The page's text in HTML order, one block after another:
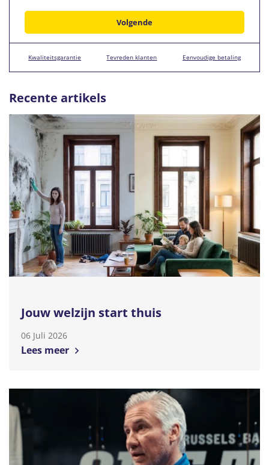
Kwaliteitsgarantie Tevreden klanten Eenvoudige betaling
Recente artikels
Jouw welzijn start thuis
06 Juli 2026
Lees meer